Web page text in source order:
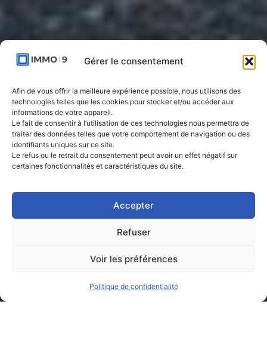
Gérer le consentement
Afin de vous offrir la meilleure expérience possible, nous utilisons des
technologies telles que les cookies pour stocker et/ou accéder aux
informations de votre appareil.
Le fait de consentir à l’utilisation de ces technologies nous permettra de
traiter des données telles que votre comportement de navigation ou des
identifiants uniques sur ce site.
Le refus ou le retrait du consentement peut avoir un effet négatif sur
certaines fonctionnalités et caractéristiques du site.
Accepter
Refuser
Voir les préférences
Politique de confidentialité